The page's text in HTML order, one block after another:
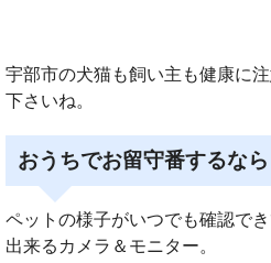
宇部市の犬猫も飼い主も健康に
下さいね。
おうちでお留守番するなら
ペットの様子がいつでも確認で
出来るカメラ＆モニター。